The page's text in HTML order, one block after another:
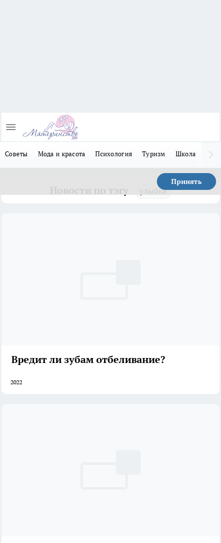
Советы Мода и красота Психология Туризм Школа
Принять
улыбка
Вредит ли зубам отбеливание?
2022